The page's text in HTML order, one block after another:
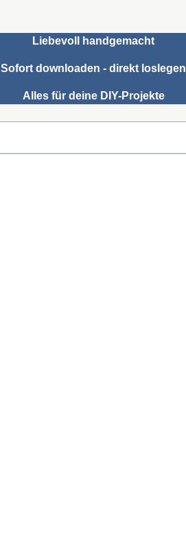
Liebevoll handgemacht
Sofort downloaden - direkt loslegen
Alles für deine DIY-Projekte